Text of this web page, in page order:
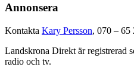
Annonsera
Kontakta Kary Persson, 070 – 65
Landskrona Direkt är registrerad
radio och tv.